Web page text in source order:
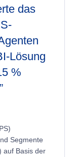
das
Lösung
%
”
Segmente
auf Basis der